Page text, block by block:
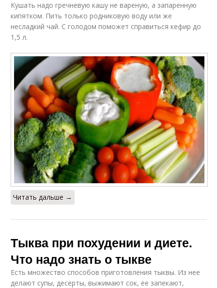
Кушать надо гречневую кашу не вареную, а запаренную
кипятком. Пить только родниковую воду или же
несладкий чай. С голодом поможет справиться кефир до
1,5 л.
Читать дальше →
Тыква при похудении и диете.
Что надо знать о тыкве
Есть множество способов приготовления тыквы. Из нее
делают супы, десерты, выжимают сок, ее запекают,